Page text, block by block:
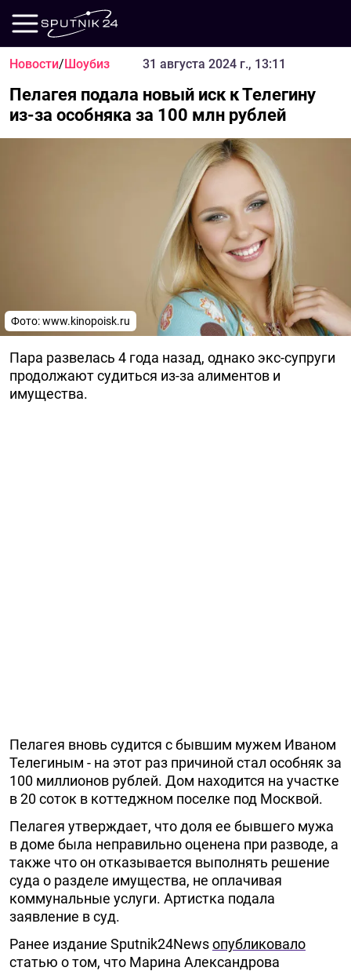
Новости/Шоубиз 31 августа 2024 г., 13:11
Пелагея подала новый иск к Телегину
из-за особняка за 100 млн рублей
Фото:www.kinopoisk.ru
Пара развелась 4 года назад, однако экс-супруги
продолжают судиться из-за алиментов и
имущества.
Пелагея вновь судится с бывшим мужем Иваном
Телегиным - на этот раз причиной стал особняк за
100 миллионов рублей. Дом находится на участке
в 20 соток в коттеджном поселке под Москвой.
Пелагея утверждает, что доля ее бывшего мужа
в доме была неправильно оценена при разводе, а
также что он отказывается выполнять решение
суда о разделе имущества, не оплачивая
коммунальные услуги. Артистка подала
заявление в суд.
Ранее издание Sputnik24Newsопубликовало
статью о том, что Марина Александрова